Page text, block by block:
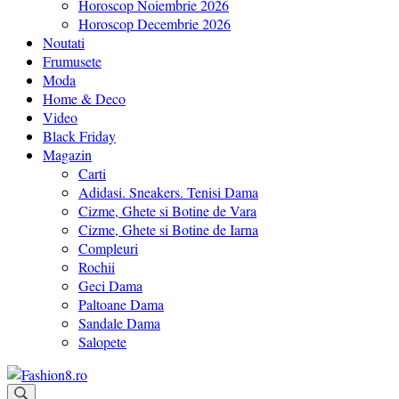
Horoscop Noiembrie 2026
Horoscop Decembrie 2026
Noutati
Frumusete
Moda
Home & Deco
Video
Black Friday
Magazin
Carti
Adidasi. Sneakers. Tenisi Dama
Cizme, Ghete si Botine de Vara
Cizme, Ghete si Botine de Iarna
Compleuri
Rochii
Geci Dama
Paltoane Dama
Sandale Dama
Salopete